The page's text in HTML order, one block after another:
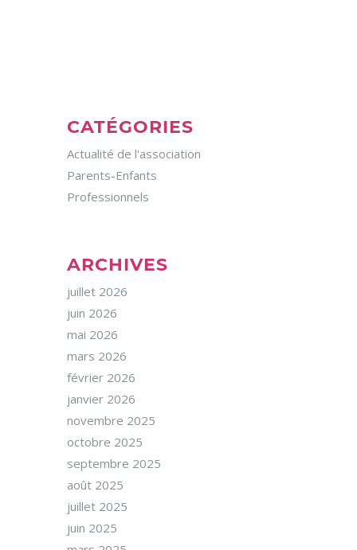
CATÉGORIES
Actualité de l'association
Parents-Enfants
Professionnels
ARCHIVES
juillet 2026
juin 2026
mai 2026
mars 2026
février 2026
janvier 2026
novembre 2025
octobre 2025
septembre 2025
août 2025
juillet 2025
juin 2025